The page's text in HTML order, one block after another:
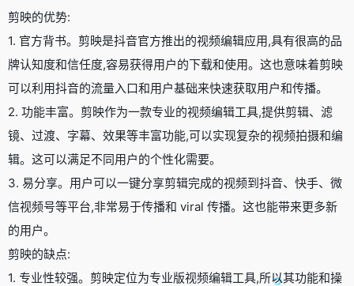
剪映的优势:
1. 官方背书。剪映是抖音官方推出的视频编辑应用,具有很高的品
牌认知度和信任度,容易获得用户的下载和使用。这也意味着剪映
可以利用抖音的流量入口和用户基础来快速获取用户和传播。
2. 功能丰富。剪映作为一款专业的视频编辑工具,提供剪辑、滤
镜、过渡、字幕、效果等丰富功能,可以实现复杂的视频拍摄和编
辑。这可以满足不同用户的个性化需要。
3. 易分享。用户可以一键分享剪辑完成的视频到抖音、快手、微
信视频号等平台,非常易于传播和 viral 传播。这也能带来更多新
的用户。
剪映的缺点:
1. 专业性较强。剪映定位为专业版视频编辑工具,所以其功能和操